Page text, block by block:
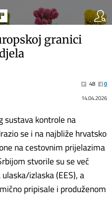
granici
48
0
14.04.2026
sustava kontrole na
se i na najbliže hrvatsko
na cestovnim prijelazima
stvorile su se već
izlaska (EES), a
pripisale i produženom